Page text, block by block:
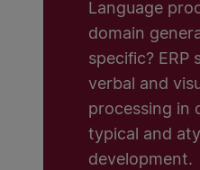
Language
domain
specific? ERP
verbal and
processing in
typical and
development.